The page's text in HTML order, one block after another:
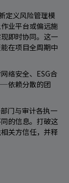
定义风险管理模
业平台或偏远施
即时协同。这一
在项目全周期中
络安全、ESG合
依赖分散的团
门与审计各执一
的信息。打破这
关方信任，并释